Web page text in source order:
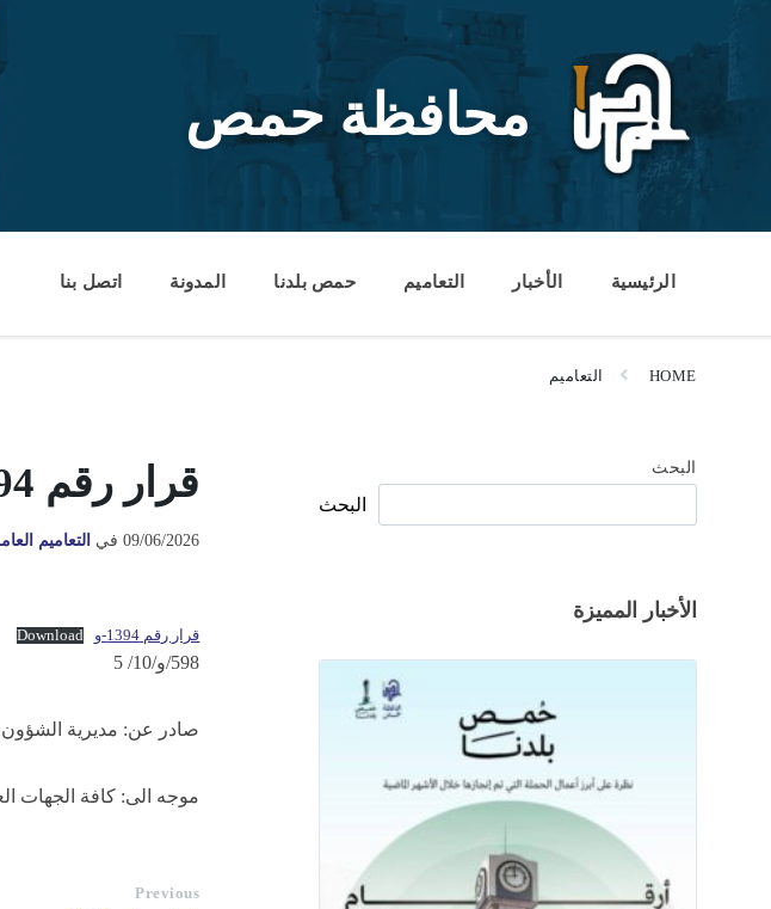
content
محافظة حمص
الرئيسية الأخبار التعاميم حمص بلدنا المدونة اتصل بنا
HOME التعاميم
قرار رقم 1394-و
09/06/2026 في التعاميم
قرار رقم 1394-و Download
598/و/10/ 5
صادر عن: مديرية الشؤون
موجه الى: كافة الجهات
Previous
البحث
البحث
الأخبار المميزة